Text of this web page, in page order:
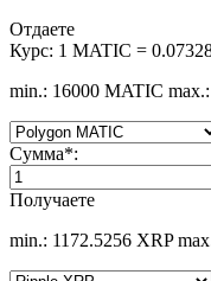
Отдаете
Курс: 1 MATIC =
min.: 16000 MATIC
Сумма*:
Получаете
min.: 1172.5256 XRP